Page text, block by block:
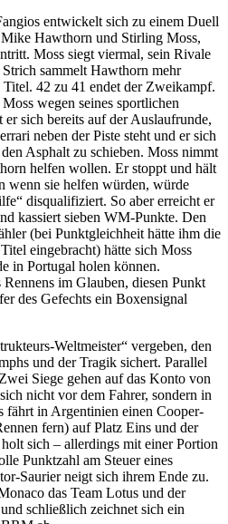
entwickelt sich zu einem Duell
Hawthorn und Stirling Moss,
Moss siegt viermal, sein Rivale
sammelt Hawthorn mehr
42 zu 41 endet der Zweikampf.
wegen seines sportlichen
sich bereits auf der Auslaufrunde,
neben der Piste steht und er sich
Asphalt zu schieben. Moss nimmt
helfen wollen. Er stoppt und hält
wenn sie helfen würden, würde
disqualifiziert. So aber erreicht er
kassiert sieben WM-Punkte. Den
(bei Punktgleichheit hätte ihm die
eingebracht) hätte sich Moss
in Portugal holen können.
im Glauben, diesen Punkt
des Gefechts ein Boxensignal
Weltmeister“ vergeben, den
und der Tragik sichert. Parallel
Siege gehen auf das Konto von
nicht vor dem Fahrer, sondern in
fährt in Argentinien einen Cooper-
fern) auf Platz Eins und der
sich – allerdings mit einer Portion
Punktzahl am Steuer eines
Saurier neigt sich ihrem Ende zu.
das Team Lotus und der
schließlich zeichnet sich ein